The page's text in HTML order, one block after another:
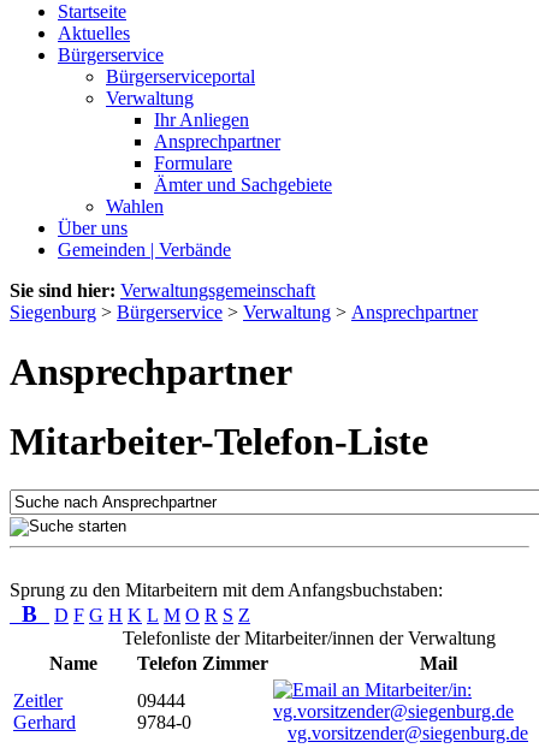
Startseite
Aktuelles
Bürgerservice
Bürgerserviceportal
Verwaltung
Ihr Anliegen
Ansprechpartner
Formulare
Ämter und Sachgebiete
Wahlen
Über uns
Gemeinden | Verbände
Sie sind hier: Verwaltungsgemeinschaft
Siegenburg > Bürgerservice > Verwaltung > Ansprechpartner
Ansprechpartner
Mitarbeiter-Telefon-Liste
Sprung zu den Mitarbeitern mit dem Anfangsbuchstaben:
B D F G H K L M O R S Z
Telefonliste der Mitarbeiter/innen der Verwaltung
Name
Telefon Zimmer
Mail
Zeitler
Gerhard
09444
9784-0
vg.vorsitzender@siegenburg.de